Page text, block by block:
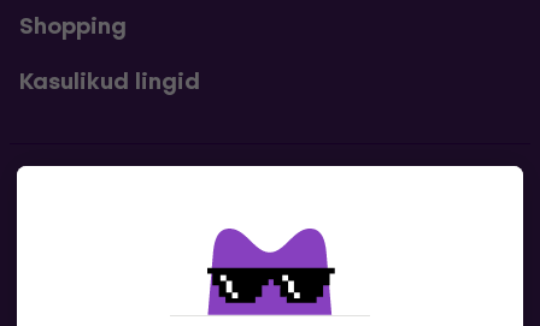
Shopping
Kasulikud lingid
Kontaktandmed